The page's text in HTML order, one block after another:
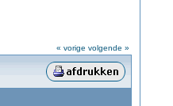
« vorige volgende »